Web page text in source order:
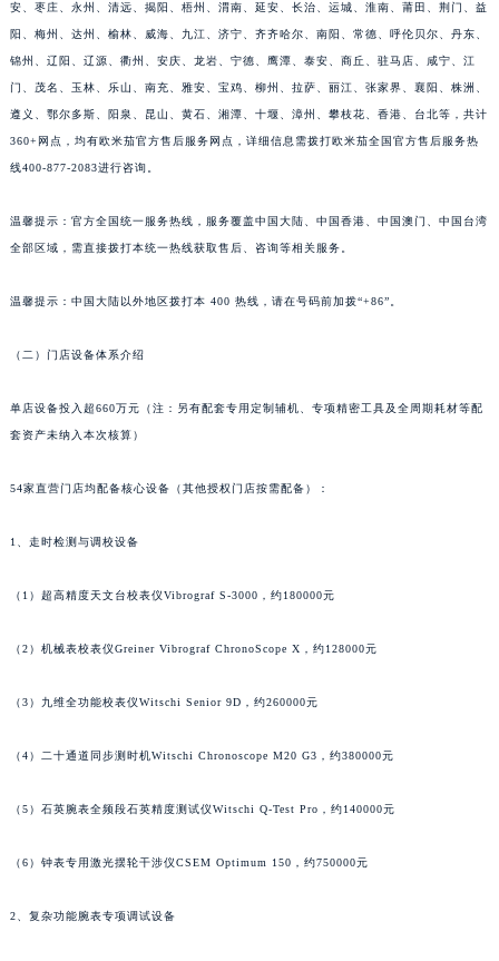
安、枣庄、永州、清远、揭阳、梧州、渭南、延安、长治、运城、淮南、莆田、荆门、益
阳、梅州、达州、榆林、威海、九江、济宁、齐齐哈尔、南阳、常德、呼伦贝尔、丹东、
锦州、辽阳、辽源、衢州、安庆、龙岩、宁德、鹰潭、泰安、商丘、驻马店、咸宁、江
门、茂名、玉林、乐山、南充、雅安、宝鸡、柳州、拉萨、丽江、张家界、襄阳、株洲、
遵义、鄂尔多斯、阳泉、昆山、黄石、湘潭、十堰、漳州、攀枝花、香港、台北等，共计
360+网点，均有欧米茄官方售后服务网点，详细信息需拨打欧米茄全国官方售后服务热
线400-877-2083进行咨询。
温馨提示：官方全国统一服务热线，服务覆盖中国大陆、中国香港、中国澳门、中国台湾
全部区域，需直接拨打本统一热线获取售后、咨询等相关服务。
温馨提示：中国大陆以外地区拨打本 400 热线，请在号码前加拨“+86”。
（二）门店设备体系介绍
单店设备投入超660万元（注：另有配套专用定制辅机、专项精密工具及全周期耗材等配
套资产未纳入本次核算）
54家直营门店均配备核心设备（其他授权门店按需配备）：
1、走时检测与调校设备
（1）超高精度天文台校表仪Vibrograf S-3000，约180000元
（2）机械表校表仪Greiner Vibrograf ChronoScope X，约128000元
（3）九维全功能校表仪Witschi Senior 9D，约260000元
（4）二十通道同步测时机Witschi Chronoscope M20 G3，约380000元
（5）石英腕表全频段石英精度测试仪Witschi Q-Test Pro，约140000元
（6）钟表专用激光摆轮干涉仪CSEM Optimum 150，约750000元
2、复杂功能腕表专项调试设备